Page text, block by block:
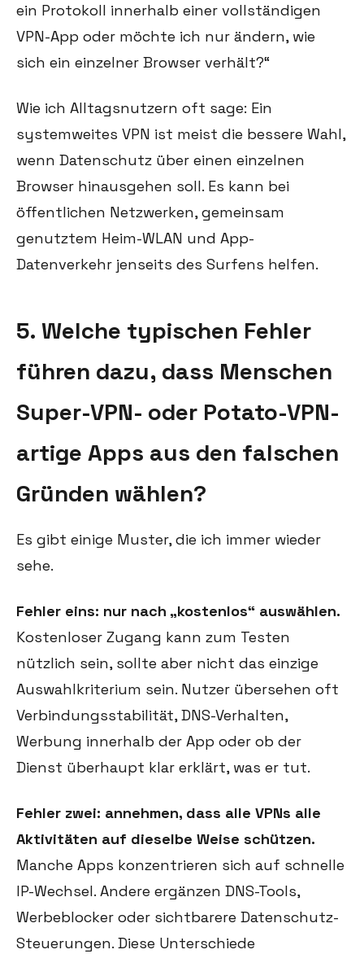
ein Protokoll innerhalb einer vollständigen
VPN-App oder möchte ich nur ändern, wie
sich ein einzelner Browser verhält?“
Wie ich Alltagsnutzern oft sage: Ein
systemweites VPN ist meist die bessere Wahl,
wenn Datenschutz über einen einzelnen
Browser hinausgehen soll. Es kann bei
öffentlichen Netzwerken, gemeinsam
genutztem Heim-WLAN und App-
Datenverkehr jenseits des Surfens helfen.
5. Welche typischen Fehler
führen dazu, dass Menschen
Super-VPN- oder Potato-VPN-
artige Apps aus den falschen
Gründen wählen?
Es gibt einige Muster, die ich immer wieder
sehe.
Fehler eins: nur nach „kostenlos“ auswählen.
Kostenloser Zugang kann zum Testen
nützlich sein, sollte aber nicht das einzige
Auswahlkriterium sein. Nutzer übersehen oft
Verbindungsstabilität, DNS-Verhalten,
Werbung innerhalb der App oder ob der
Dienst überhaupt klar erklärt, was er tut.
Fehler zwei: annehmen, dass alle VPNs alle
Aktivitäten auf dieselbe Weise schützen.
Manche Apps konzentrieren sich auf schnelle
IP-Wechsel. Andere ergänzen DNS-Tools,
Werbeblocker oder sichtbarere Datenschutz-
Steuerungen. Diese Unterschiede